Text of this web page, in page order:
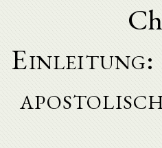
Einleitung: